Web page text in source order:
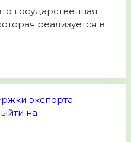
государственная
реализуется в